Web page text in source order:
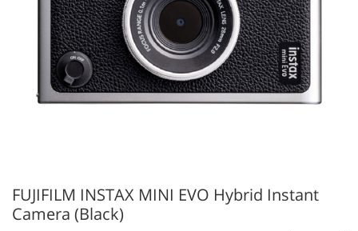
FUJIFILM INSTAX MINI EVO Hybrid Instant
Camera (Black)